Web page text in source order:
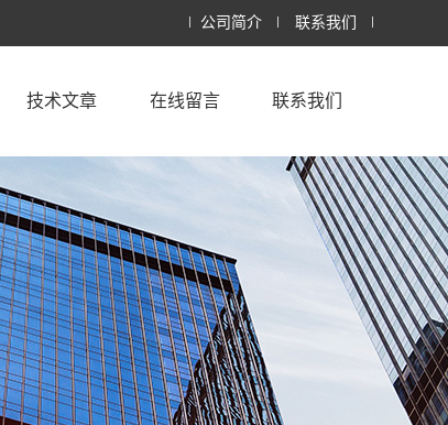
公司简介 联系我们
技术文章 在线留言 联系我们